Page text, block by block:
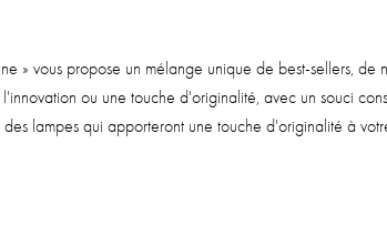
vous propose un mélange unique de best-sellers, de
ou une touche d'originalité, avec un souci
lampes qui apporteront une touche d'originalité à